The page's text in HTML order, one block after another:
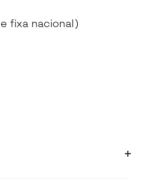
fixa nacional)